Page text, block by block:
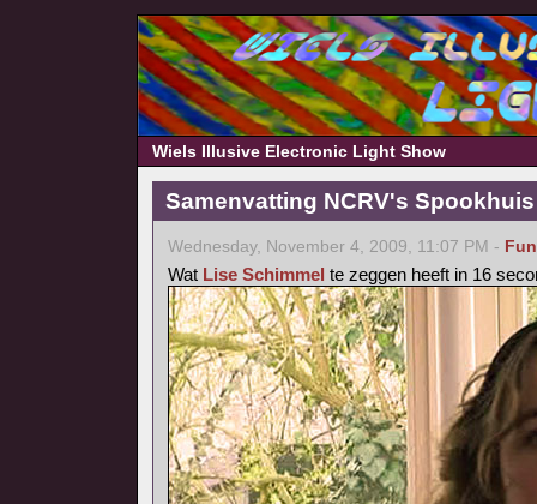
Wiels Illusive Electronic Light Show
Samenvatting NCRV's
Wednesday, November 4, 2009, 11:07 PM - Fun
Wat Lise Schimmel te zeggen heeft in 16